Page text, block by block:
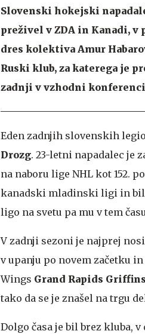
Slovenski hokejski
preživel v ZDA in Kanadi,
dres kolektiva Amur
Ruski klub, za katerega je
zadnji v vzhodni
Eden zadnjih slovenskih
Drozg. 23-letni napadalec je
na naboru lige NHL kot 152.
kanadski mladinski ligi in bil
ligo na svetu pa mu v tem
V zadnji sezoni je najprej
v upanju po novem začetku
Wings Grand Rapids Griffins
tako da se je znašel na trgu
Dolgo časa je bil brez kluba,